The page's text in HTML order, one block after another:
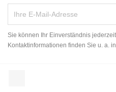
Sie können Ihr Einverständnis
Kontaktinformationen finden Sie u. a.